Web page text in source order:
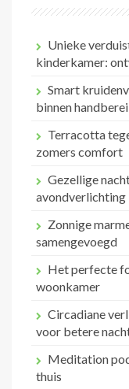
Unieke
kinderkamer:
Smart
binnen
Terracotta
zomers comfort
Gezellige
avondverlichting
Zonnige
samengevoegd
Het perfecte
woonkamer
Circadiane
voor betere
Meditation
thuis